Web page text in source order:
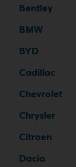
Bentley
BMW
BYD
Cadillac
Chevrolet
Chrysler
Citroen
Dacia